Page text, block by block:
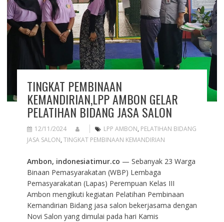
TINGKAT PEMBINAAN
KEMANDIRIAN,LPP AMBON GELAR
PELATIHAN BIDANG JASA SALON
12/11/2024 LPP AMBON, PELATIHAN BIDANG
JASA SALON, TINGKAT PEMBINAAN KEMANDIRIAN
Ambon, indonesiatimur.co — Sebanyak 23 Warga
Binaan Pemasyarakatan (WBP) Lembaga
Pemasyarakatan (Lapas) Perempuan Kelas III
Ambon mengikuti kegiatan Pelatihan Pembinaan
Kemandirian Bidang jasa salon bekerjasama dengan
Novi Salon yang dimulai pada hari Kamis